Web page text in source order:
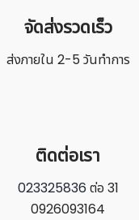
จัดส่งรวดเร็ว
ส่งภายใน 2-5 วันทำการ
ติดต่อเรา
023325836 ต่อ 31
0926093164